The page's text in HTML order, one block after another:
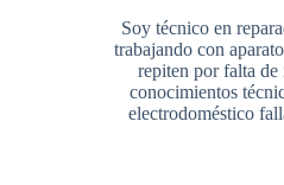
Soy técnico en
trabajando con
repiten por falta
conocimientos
electrodoméstico